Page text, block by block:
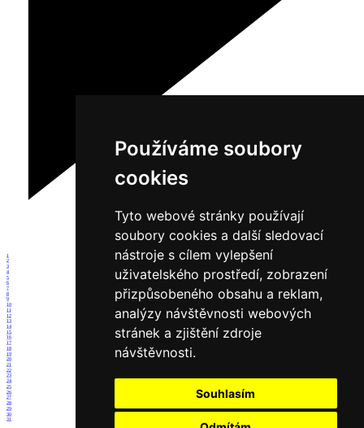
Používáme soubory
cookies
Tyto webové stránky používají
soubory cookies a další sledovací
nástroje s cílem vylepšení
uživatelského prostředí, zobrazení
přizpůsobeného obsahu a reklam,
analýzy návštěvnosti webových
stránek a zjištění zdroje
návštěvnosti.
Souhlasím
1
2
3
4
5
6
7
8
9
10
11
12
13
14
15
16
17
18
19
20
21
22
23
24
25
26
27
28
29
30
31